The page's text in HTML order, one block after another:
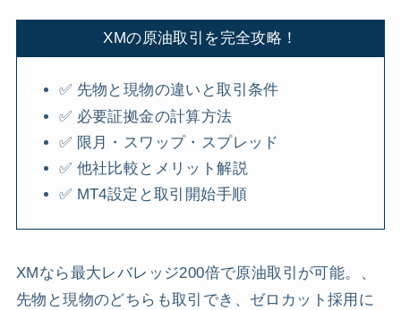
XMの原油取引を完全攻略！
✅ 先物と現物の違いと取引条件
✅ 必要証拠金の計算方法
✅ 限月・スワップ・スプレッド
✅ 他社比較とメリット解説
✅ MT4設定と取引開始手順
XMなら最大レバレッジ200倍で原油取引が可能。、
先物と現物のどちらも取引でき、ゼロカット採用に